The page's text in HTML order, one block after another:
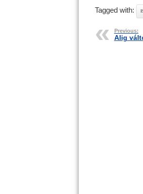
Tagged with:
Previous:
Alig